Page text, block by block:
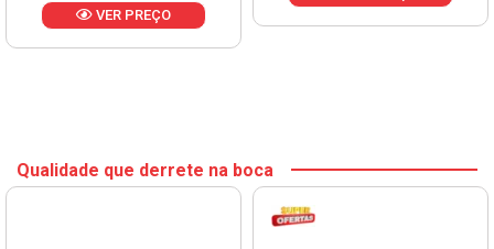
VER PREÇO
Qualidade que derrete na boca